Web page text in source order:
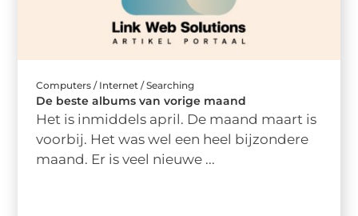
Computers / Internet / Searching
De beste albums van vorige maand
Het is inmiddels april. De maand maart is
voorbij. Het was wel een heel bijzondere
maand. Er is veel nieuwe ...